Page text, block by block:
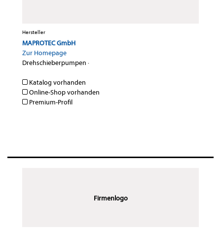
Hersteller
MAPROTEC GmbH
Zur Homepage
Drehschieberpumpen ·
Katalog vorhanden
Online-Shop vorhanden
Premium-Profil
Firmenlogo